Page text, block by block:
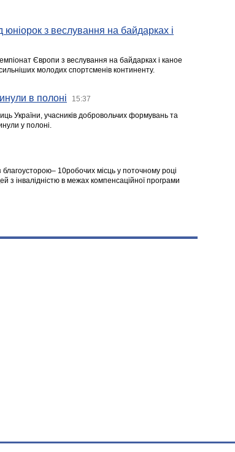
з веслування на байдарках і
Європи з веслування на байдарках і каное
молодих спортсменів континенту.
в полоні 15:37
України, учасників добровольчих формувань та
у полоні.
благоусторою– 10робочих місць у поточному році
інвалідністю в межах компенсаційної програми